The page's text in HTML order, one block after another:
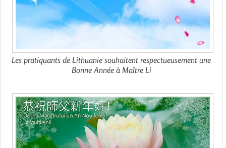
Les pratiquants de Lithuanie souhaitent respectueusement une
Bonne Année à Maître Li